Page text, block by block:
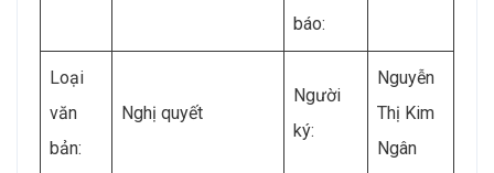
báo:
Loại
văn
bản:
Nghị quyết
Người
ký:
Nguyễn
Thị Kim
Ngân